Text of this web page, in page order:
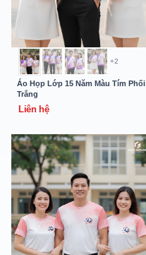
+2
Áo Họp Lớp 15 Năm Màu Tím Phối
Trắng
Liên hệ